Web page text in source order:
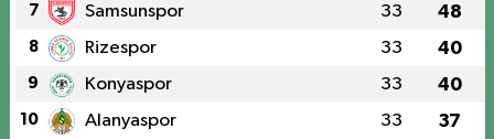
7 Samsunspor 33 48
8 Rizespor 33 40
9 Konyaspor 33 40
10 Alanyaspor 33 37